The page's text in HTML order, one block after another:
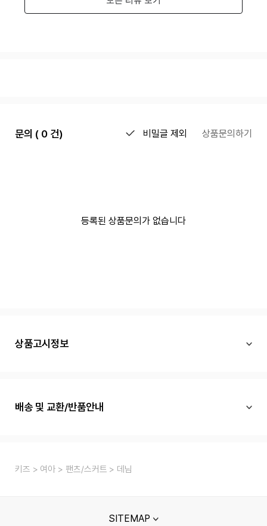
문의 ( 0 건) 비밀글 제외 상품문의하기
등록된 상품문의가 없습니다
상품고시정보
배송 및 교환/반품안내
키즈 여아 팬츠/스커트 데님
SITEMAP